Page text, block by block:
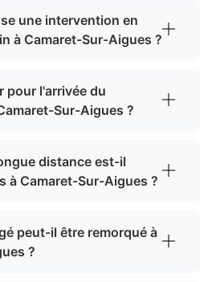
une intervention en
à Camaret-Sur-Aigues ?
pour l'arrivée du
Sur-Aigues ?
distance est-il
à Camaret-Sur-Aigues ?
peut-il être remorqué à
?